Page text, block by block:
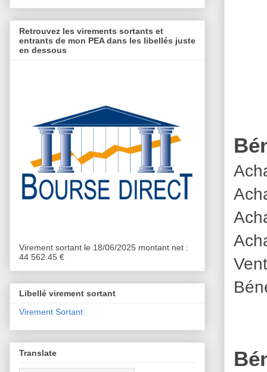
Retrouvez les virements sortants et
entrants de mon PEA dans les libellés juste
en dessous
Virement sortant le 18/06/2025 montant net :
44 562.45 €
Libellé virement sortant
Virement Sortant
Translate